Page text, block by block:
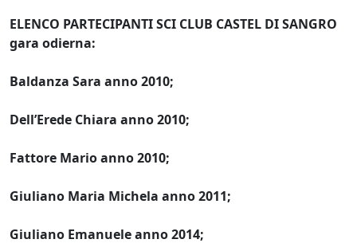
ELENCO PARTECIPANTI SCI CLUB CASTEL DI SANGRO
gara odierna:
Baldanza Sara anno 2010;
Dell’Erede Chiara anno 2010;
Fattore Mario anno 2010;
Giuliano Maria Michela anno 2011;
Giuliano Emanuele anno 2014;